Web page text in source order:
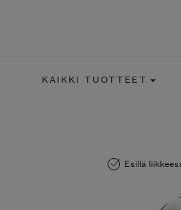
KAIKKI TUOTTEET
Esillä